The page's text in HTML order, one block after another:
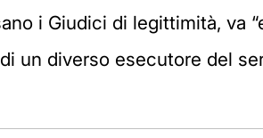
i Giudici di legittimità, va
un diverso esecutore del